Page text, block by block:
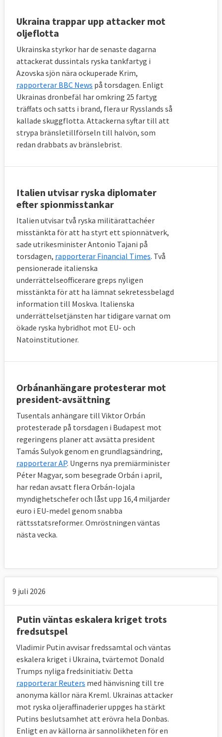
Ukraina trappar upp attacker mot
oljeflotta
Ukrainska styrkor har de senaste dagarna
attackerat dussintals ryska tankfartyg i
Azovska sjön nära ockuperade Krim,
rapporterar BBC News på torsdagen. Enligt
Ukrainas dronbefäl har omkring 25 fartyg
träffats och satts i brand, flera ur Rysslands så
kallade skuggflotta. Attackerna syftar till att
strypa bränsletillförseln till halvön, som
redan drabbats av bränslebrist.
Italien utvisar ryska diplomater
efter spionmisstankar
Italien utvisar två ryska militärattachéer
misstänkta för att ha styrt ett spionnätverk,
sade utrikesminister Antonio Tajani på
torsdagen, rapporterar Financial Times. Två
pensionerade italienska
underrättelseofficerare greps nyligen
misstänkta för att ha lämnat sekretessbelagd
information till Moskva. Italienska
underrättelsetjänsten har tidigare varnat om
ökade ryska hybridhot mot EU- och
Natoinstitutioner.
Orbánanhängare protesterar mot
president-avsättning
Tusentals anhängare till Viktor Orbán
protesterade på torsdagen i Budapest mot
regeringens planer att avsätta president
Tamás Sulyok genom en grundlagsändring,
rapporterar AP. Ungerns nya premiärminister
Péter Magyar, som besegrade Orbán i april,
har redan avsatt flera Orbán-lojala
myndighetschefer och låst upp 16,4 miljarder
euro i EU-medel genom snabba
rättsstatsreformer. Omröstningen väntas
nästa vecka.
9 juli 2026
Putin väntas eskalera kriget trots
fredsutspel
Vladimir Putin avvisar fredssamtal och väntas
eskalera kriget i Ukraina, tvärtemot Donald
Trumps nyliga fredsinitiativ. Detta
rapporterar Reuters med hänvisning till tre
anonyma källor nära Kreml. Ukrainas attacker
mot ryska oljeraffinaderier uppges ha stärkt
Putins beslutsamhet att erövra hela Donbas.
Enligt en av källorna är sannolikheten för en